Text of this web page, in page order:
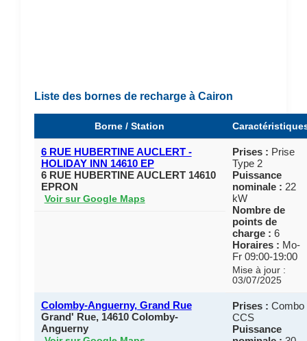
Liste des bornes de recharge à Cairon
Borne / Station
6 RUE HUBERTINE AUCLERT -
HOLIDAY INN 14610 EP
6 RUE HUBERTINE AUCLERT 14610
EPRON
Voir sur Google Maps
Prises : Prise
Type 2
Puissance
nominale : 22
kW
Nombre de
points de
charge : 6
Horaires : Mo-
Fr 09:00-19:00
Mise à jour :
03/07/2025
Colomby-Anguerny, Grand Rue
Grand' Rue, 14610 Colomby-
Anguerny
Prises : Combo
CCS
Puissance